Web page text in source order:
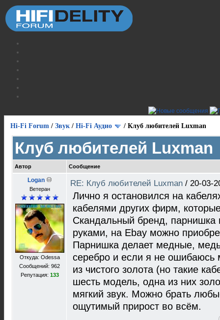
Hi-Fi Forum / Звук / Hi-Fi Аудио / Клуб любителей Luxman
Клуб любителей Luxman
Автор Сообщение
Logan
Ветеран
Откуда: Odessa
Сообщений: 962
Репутация: 133
RE: Клуб любителей Luxman / 20-03-
Лично я остановился на
кабелями других фирм,
Скандальный бренд, парнишка
руками, на Ebay можно
Парнишка делает медные,
серебро и если я не ошибаюсь
из чистого золота (но такие
шесть модель, одна из них
мягкий звук. Можно брать
ощутимый прирост во всём.